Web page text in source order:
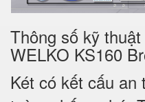
Thông số kỹ
WELKO KS160
Két có kết cấu